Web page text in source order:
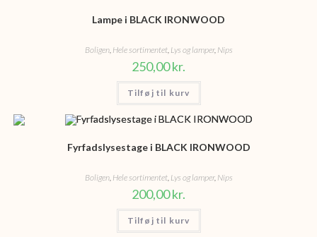
Lampe i BLACK IRONWOOD
Boligen, Hele sortimentet, Lys og lamper, Nips
250,00kr.
Tilføj til kurv
Fyrfadslysestage i BLACK IRONWOOD
Boligen, Hele sortimentet, Lys og lamper, Nips
200,00kr.
Tilføj til kurv